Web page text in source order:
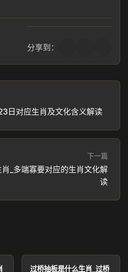
分享到：
日对应生肖及文化含义解读
下一篇
_多端寡要对应的生肖文化解
读
过桥抽板是什么生肖_过桥